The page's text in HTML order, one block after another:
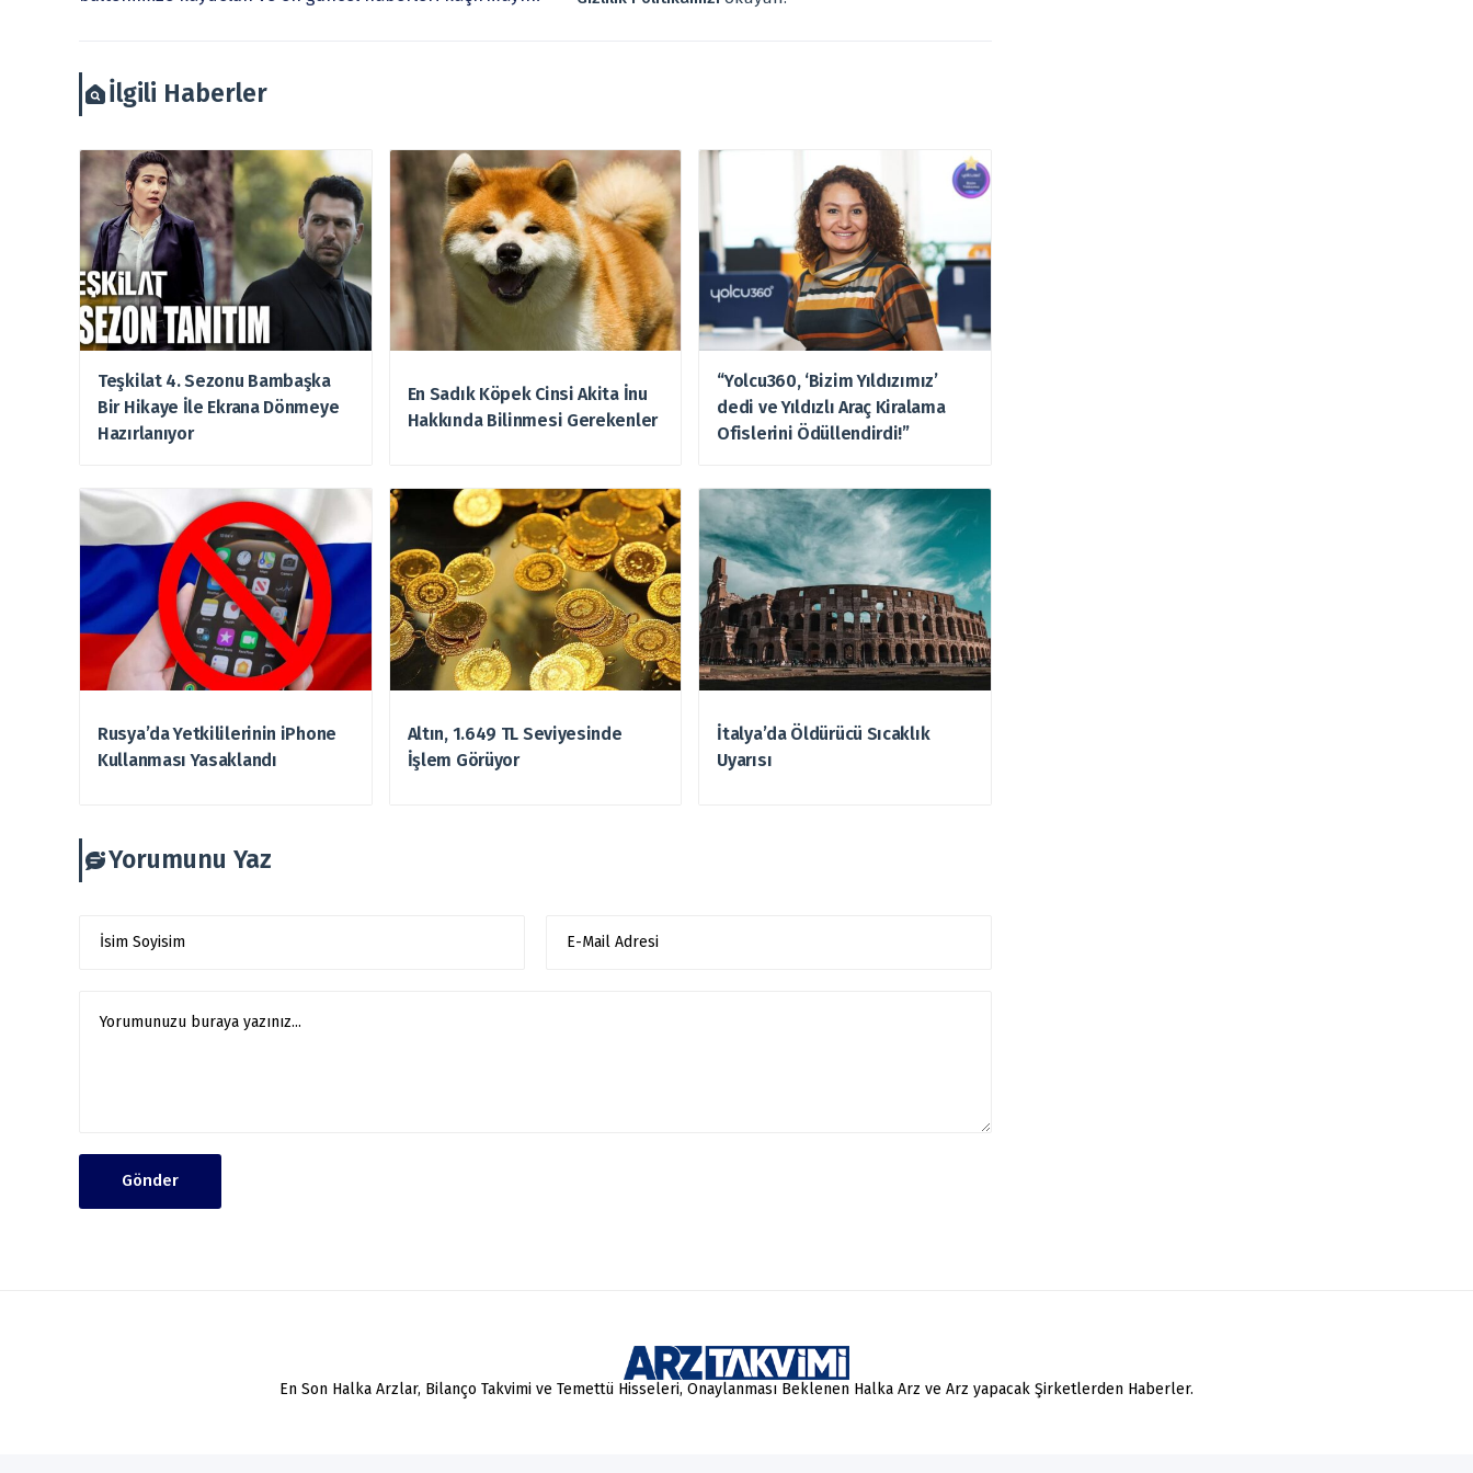
İlgili Haberler
Teşkilat 4. Sezonu Bambaşka
Bir Hikaye İle Ekrana Dönmeye
Hazırlanıyor
En Sadık Köpek Cinsi Akita İnu
Hakkında Bilinmesi Gerekenler
“Yolcu360, ‘Bizim Yıldızımız’
dedi ve Yıldızlı Araç Kiralama
Ofislerini Ödüllendirdi!”
Rusya’da Yetkililerinin iPhone
Kullanması Yasaklandı
Altın, 1.649 TL Seviyesinde
İşlem Görüyor
İtalya’da Öldürücü Sıcaklık
Uyarısı
Yorumunu Yaz
Gönder
En Son Halka Arzlar, Bilanço Takvimi ve Temettü Hisseleri, Onaylanması Beklenen Halka Arz ve Arz yapacak Şirketlerden Haberler.